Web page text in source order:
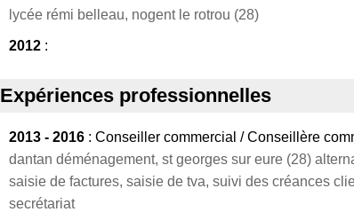
lycée rémi belleau, nogent le rotrou (28)
2012 :
Expériences professionnelles
2013 - 2016 : Conseiller commercial / Conseillère
dantan déménagement, st georges sur eure (28)
saisie de factures, saisie de tva, suivi des créances
secrétariat